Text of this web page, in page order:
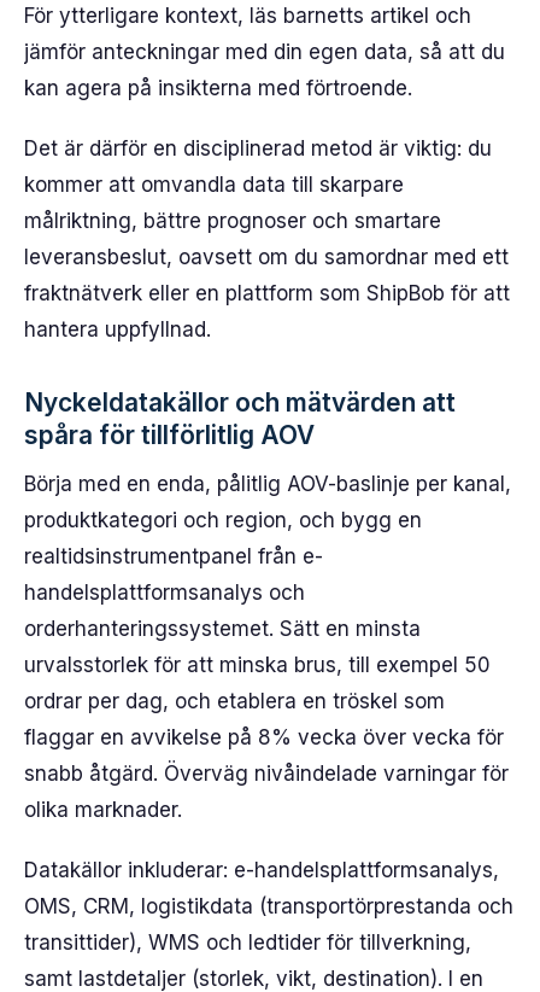
För ytterligare kontext, läs barnetts artikel och
jämför anteckningar med din egen data, så att du
kan agera på insikterna med förtroende.
Det är därför en disciplinerad metod är viktig: du
kommer att omvandla data till skarpare
målriktning, bättre prognoser och smartare
leveransbeslut, oavsett om du samordnar med ett
fraktnätverk eller en plattform som ShipBob för att
hantera uppfyllnad.
Nyckeldatakällor och mätvärden att
spåra för tillförlitlig AOV
Börja med en enda, pålitlig AOV-baslinje per kanal,
produktkategori och region, och bygg en
realtidsinstrumentpanel från e-
handelsplattformsanalys och
orderhanteringssystemet. Sätt en minsta
urvalsstorlek för att minska brus, till exempel 50
ordrar per dag, och etablera en tröskel som
flaggar en avvikelse på 8% vecka över vecka för
snabb åtgärd. Överväg nivåindelade varningar för
olika marknader.
Datakällor inkluderar: e-handelsplattformsanalys,
OMS, CRM, logistikdata (transportörprestanda och
transittider), WMS och ledtider för tillverkning,
samt lastdetaljer (storlek, vikt, destination). I en